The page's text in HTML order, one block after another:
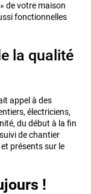
» de votre maison
fonctionnelles
la qualité
appel à des
électriciens,
du début à la fin
de chantier
présents sur le
!